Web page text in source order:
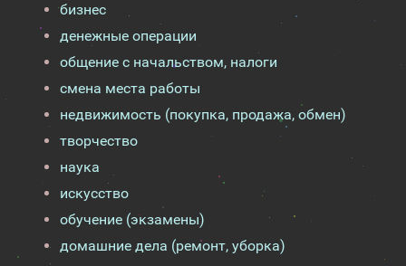
бизнес
денежные операции
общение с начальством, налоги
смена места работы
недвижимость (покупка, продажа, обмен)
творчество
наука
искусство
обучение (экзамены)
домашние дела (ремонт, уборка)